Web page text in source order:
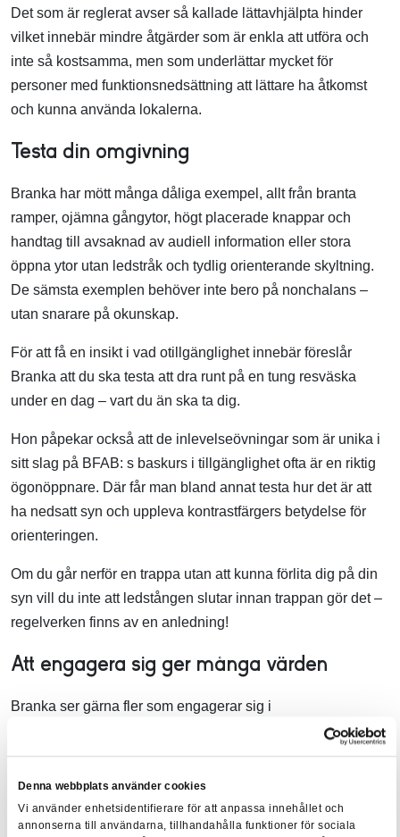
Denna webbplats använder cookies
Vi använder enhetsidentifierare för att anpassa innehållet och
annonserna till användarna, tillhandahålla funktioner för sociala
Det som är reglerat avser så kallade lättavhjälpta hinder
vilket innebär mindre åtgärder som är enkla att utföra och
inte så kostsamma, men som underlättar mycket för
personer med funktionsnedsättning att lättare ha åtkomst
och kunna använda lokalerna.
Testa din omgivning
Branka har mött många dåliga exempel, allt från branta
ramper, ojämna gångytor, högt placerade knappar och
handtag till avsaknad av audiell information eller stora
öppna ytor utan ledstråk och tydlig orienterande skyltning.
De sämsta exemplen behöver inte bero på nonchalans –
utan snarare på okunskap.
För att få en insikt i vad otillgänglighet innebär föreslår
Branka att du ska testa att dra runt på en tung resväska
under en dag – vart du än ska ta dig.
Hon påpekar också att de inlevelseövningar som är unika i
sitt slag på BFAB: s baskurs i tillgänglighet ofta är en riktig
ögonöppnare. Där får man bland annat testa hur det är att
ha nedsatt syn och uppleva kontrastfärgers betydelse för
orienteringen.
Om du går nerför en trappa utan att kunna förlita dig på din
syn vill du inte att ledstången slutar innan trappan gör det –
regelverken finns av en anledning!
Att engagera sig ger många värden
Branka ser gärna fler som engagerar sig i
tillgänglighetsfrågor och anser att i princip alla kan arbeta
med tillgänglighet, som har flera aspekter. Det vi pratat om
här är tillgänglighet i byggd miljö där det i PBL från 2011
ställs krav på certifiering av sakkunniga. En sakkunnig
behöver uppfylla ett antal krav såsom teoretisk kunskap,